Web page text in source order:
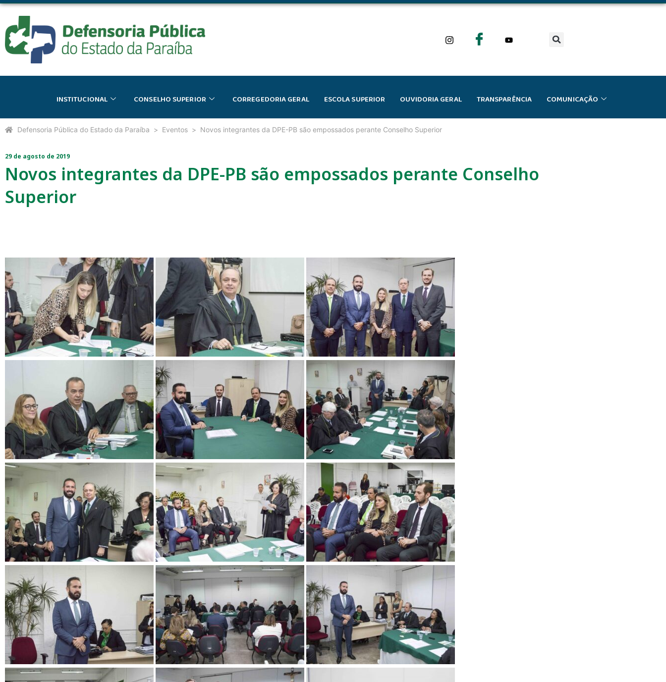
INSTITUCIONAL CONSELHO SUPERIOR CORREGEDORIA GERAL ESCOLA SUPERIOR OUVIDORIA GERAL TRANSPARÊNCIA COMUNICAÇÃO
Defensoria Pública do Estado da Paraíba Eventos Novos integrantes da DPE-PB são empossados perante Conselho Superior
29 de agosto de 2019
Novos integrantes da DPE-PB são empossados perante Conselho
Superior